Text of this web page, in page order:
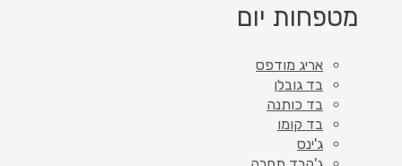
מטפחות יום
אריג מודפס
בד גובלן
בד כותנה
בד קומו
ג'ינס